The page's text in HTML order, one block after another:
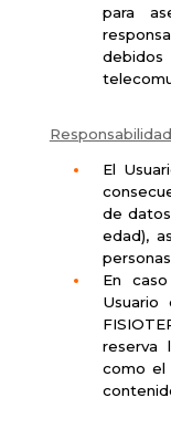
para
El
de
edad),
En
Usuario
reserva
como el